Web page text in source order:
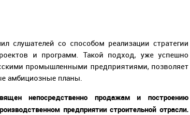
слушателей со способом реализации стратегии
и программ. Такой подход, уже успешно
промышленными предприятиями, позволяет
амбициозные планы.
непосредственно продажам и построению
предприятии строительной отрасли.